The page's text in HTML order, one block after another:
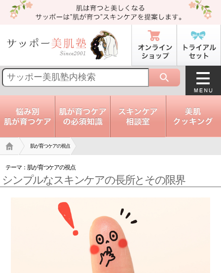
トップ 肌が育つケアの視点
テーマ： 肌が育つケアの視点
シンプルなスキンケアの長所とその限界